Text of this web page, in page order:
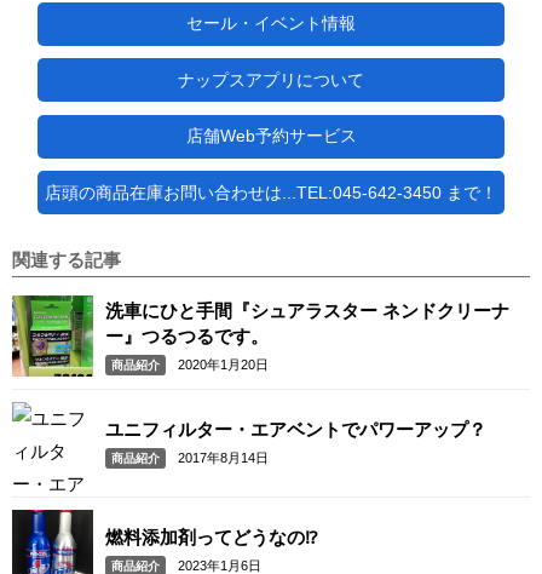
セール・イベント情報
ナップスアプリについて
店舗Web予約サービス
店頭の商品在庫お問い合わせは...TEL:045-642-3450 まで！
関連する記事
洗車にひと手間『シュアラスター ネンドクリーナ
ー』つるつるです。
商品紹介 2020年1月20日
ユニフィルター・エアベントでパワーアップ？
商品紹介 2017年8月14日
燃料添加剤ってどうなの⁉
商品紹介 2023年1月6日